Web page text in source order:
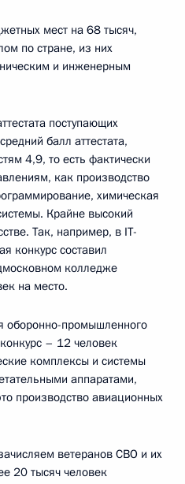
мест на 68 тысяч,
по стране, из них
и инженерным
поступающих
балл аттестата,
4,9, то есть фактически
как производство
химическая
Крайне высокий
Так, например, в IT-
конкурс составил
колледже
на место.
оборонно-промышленного
– 12 человек
комплексы и системы
аппаратами,
производство авиационных
ветеранов СВО и их
20 тысяч человек